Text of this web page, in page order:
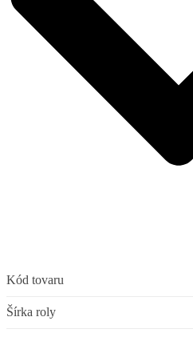
Kód tovaru
Šírka roly